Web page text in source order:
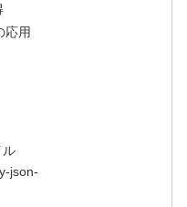
応用
ル
json-